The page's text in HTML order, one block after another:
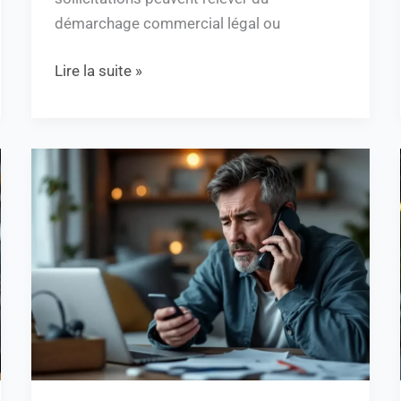
démarchage commercial légal ou
Lire la suite »
bloquer
les
indésirables
efficacement
?